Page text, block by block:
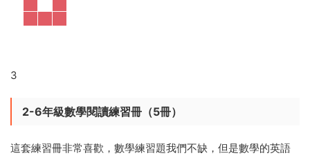
3
2-6年級數學閱讀練習冊（5冊）
這套練習冊非常喜歡，數學練習題我們不缺，但是數學的英語